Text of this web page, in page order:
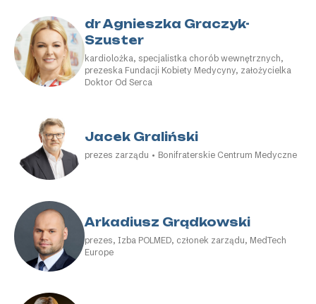
dr Agnieszka Graczyk-
Szuster
kardiolożka, specjalistka chorób wewnętrznych,
prezeska Fundacji Kobiety Medycyny, założycielka
Doktor Od Serca
Jacek Graliński
prezes zarządu • Bonifraterskie Centrum Medyczne
Arkadiusz Grądkowski
prezes, Izba POLMED, członek zarządu, MedTech
Europe